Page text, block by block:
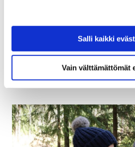
Salli kaikki
Vain välttämättömät
liikenne välillä Pihlavantie-